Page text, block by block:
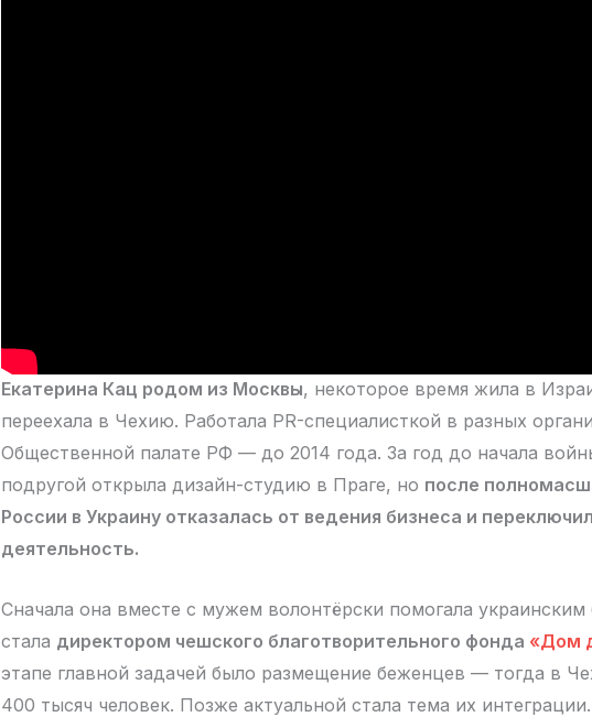
Екатерина Кац родом из Москвы, некоторое время жила в
переехала в Чехию. Работала PR-специалисткой в разных
Общественной палате РФ — до 2014 года. За год до начала
подругой открыла дизайн-студию в Праге, но после
России в Украину отказалась от ведения бизнеса и
деятельность.
Сначала она вместе с мужем волонтёрски помогала
стала директором чешского благотворительного фонда «Дом
этапе главной задачей было размещение беженцев — тогда в
400 тысяч человек. Позже актуальной стала тема их интеграции.